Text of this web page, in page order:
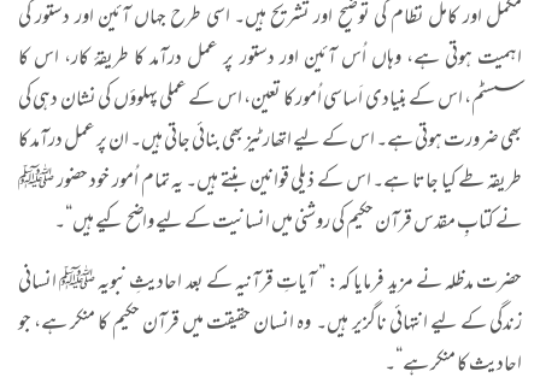
مکمل اور کامل نظام کی توضیح اور تشریح ہیں۔ اسی طرح جہاں آئین اور دستور کی
اہمیت ہوتی ہے، وہاں اُس آئین اور دستور پر عمل درآمد کا طریقۂ کار، اس کا
سسٹم، اس کے بنیادی اَساسی اُمور کا تعین، اس کے عملی پہلوؤں کی نشان دہی کی
بھی ضرورت ہوتی ہے۔ اس کے لیے اتھارٹیز بھی بنائی جاتی ہیں۔ ان پر عمل درآمد کا
طریقہ طے کیا جاتا ہے۔ اس کے ذیلی قوانین بنتے ہیں۔ یہ تمام اُمور خود حضور ﷺ
نے کتابِ مقدس قرآن حکیم کی روشنی میں انسانیت کے لیے واضح کیے ہیں“۔
حضرت مدظلہ نے مزید فرمایا کہ: ” آیاتِ قرآنیہ کے بعد احادیثِ نبویہ ﷺ انسانی
زندگی کے لیے انتہائی ناگزیر ہیں۔ وہ انسان حقیقت میں قرآن حکیم کا منکر ہے، جو
احادیث کا منکر ہے“۔